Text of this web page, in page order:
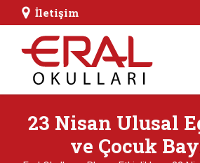
İletişim
23 Nisan Ulusal
ve Çocuk